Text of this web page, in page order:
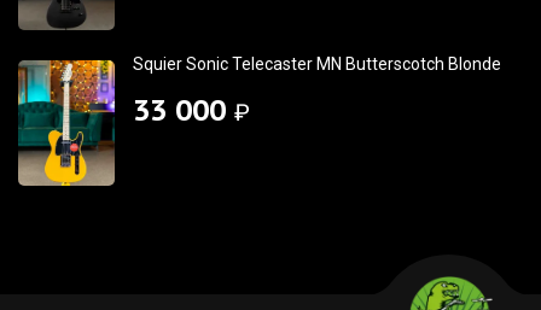
Squier Sonic Telecaster MN Butterscotch Blonde
33 000 ₽